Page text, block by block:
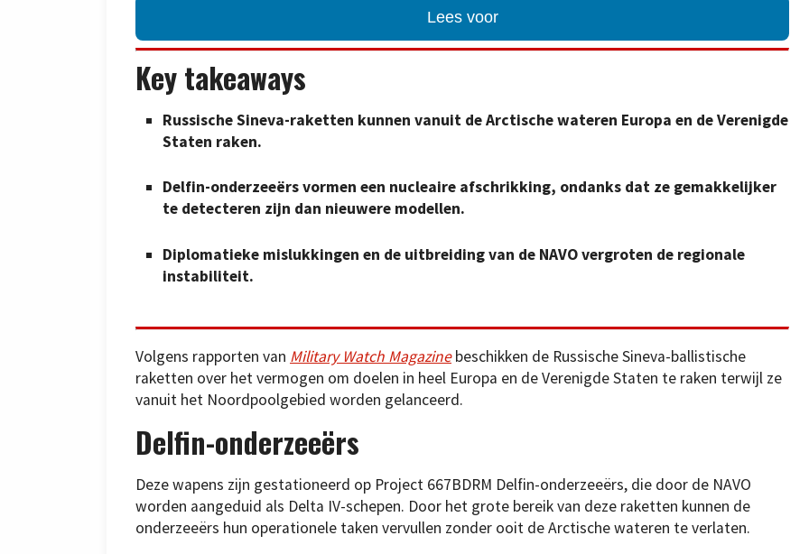
Lees voor
Key takeaways
Russische Sineva-raketten kunnen vanuit de Arctische wateren Europa en de Verenigde
Staten raken.
Delfin-onderzeeërs vormen een nucleaire afschrikking, ondanks dat ze gemakkelijker
te detecteren zijn dan nieuwere modellen.
Diplomatieke mislukkingen en de uitbreiding van de NAVO vergroten de regionale
instabiliteit.
Volgens rapporten van Military Watch Magazinebeschikken de Russische Sineva-ballistische
raketten over het vermogen om doelen in heel Europa en de Verenigde Staten te raken terwijl ze
vanuit het Noordpoolgebied worden gelanceerd.
Delfin-onderzeeërs
Deze wapens zijn gestationeerd op Project 667BDRM Delfin-onderzeeërs, die door de NAVO
worden aangeduid als Delta IV-schepen. Door het grote bereik van deze raketten kunnen de
onderzeeërs hun operationele taken vervullen zonder ooit de Arctische wateren te verlaten.